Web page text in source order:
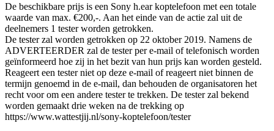
De beschikbare prijs is een Sony h.ear koptelefoon met een totale
waarde van max. €200,-. Aan het einde van de actie zal uit de
deelnemers 1 tester worden getrokken.
De tester zal worden getrokken op 22 oktober 2019. Namens de
ADVERTEERDER zal de tester per e-mail of telefonisch worden
geïnformeerd hoe zij in het bezit van hun prijs kan worden gesteld.
Reageert een tester niet op deze e-mail of reageert niet binnen de
termijn genoemd in de e-mail, dan behouden de organisatoren het
recht voor om een andere tester te trekken. De tester zal bekend
worden gemaakt drie weken na de trekking op
https://www.wattestjij.nl/sony-koptelefoon/tester